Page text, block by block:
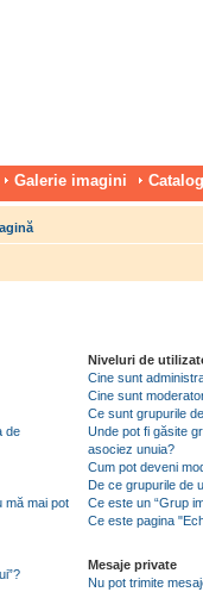
Galerie imagini
de
mă mai pot
Niveluri de
Cine sunt
Cine sunt
Ce sunt grupurile
Unde pot fi găsite
asociez unuia?
Cum pot deveni
De ce grupurile de
Ce este un “Grup
Ce este pagina
Mesaje private
Nu pot trimite